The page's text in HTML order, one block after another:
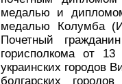
медалью и
медалью Колумба
Почетный
горисполкома от
украинских городов
болгарских